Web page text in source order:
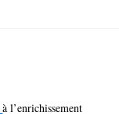
à l’enrichissement